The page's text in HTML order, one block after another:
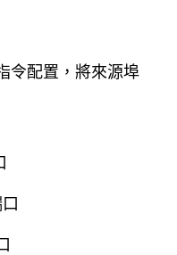
令配置，將來源埠